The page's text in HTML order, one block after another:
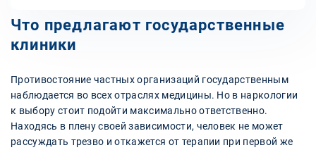
Что предлагают государственные
клиники
Противостояние частных организаций государственным
наблюдается во всех отраслях медицины. Но в наркологии
к выбору стоит подойти максимально ответственно.
Находясь в плену своей зависимости, человек не может
рассуждать трезво и откажется от терапии при первой же